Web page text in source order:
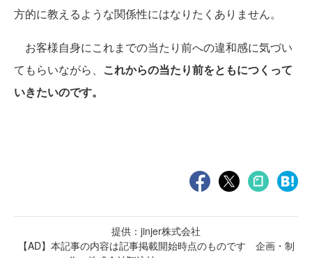
方的に教えるような関係性にはなりたくありません。
お客様自身にこれまでの当たり前への違和感に気づい
てもらいながら、 これからの当たり前をともにつくって
いきたいのです。